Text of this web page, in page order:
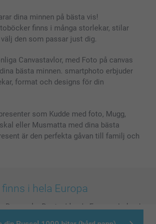
dina minnen på bästa vis!
finns i många storlekar, stilar
den som passar just dig.
Canvastavlor, med Foto på canvas
bästa minnen. smartphoto erbjuder
format och designs för din
som Kudde med foto, Mugg,
eller Musmatta med dina bästa
är den perfekta gåvan till familj och
i hela Europa
Danmark Deutschland France
Ireland
Österreich - Schweiz - Suisse